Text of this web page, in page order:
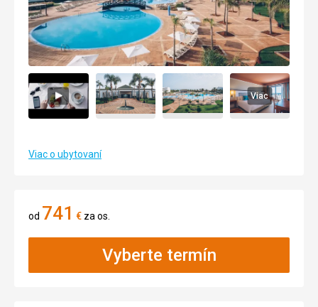
Viac
Viac o ubytovaní
od 741 € za os.
Vyberte termín